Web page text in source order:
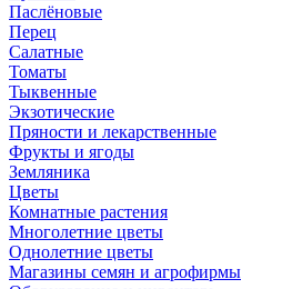
Паслёновые
Перец
Салатные
Томаты
Тыквенные
Экзотические
Пряности и лекарственные
Фрукты и ягоды
Земляника
Цветы
Комнатные растения
Многолетние цветы
Однолетние цветы
Магазины семян и агрофирмы